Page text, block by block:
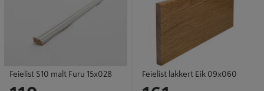
Feielist S10 malt Furu 15x028 Feielist lakkert Eik 09x060